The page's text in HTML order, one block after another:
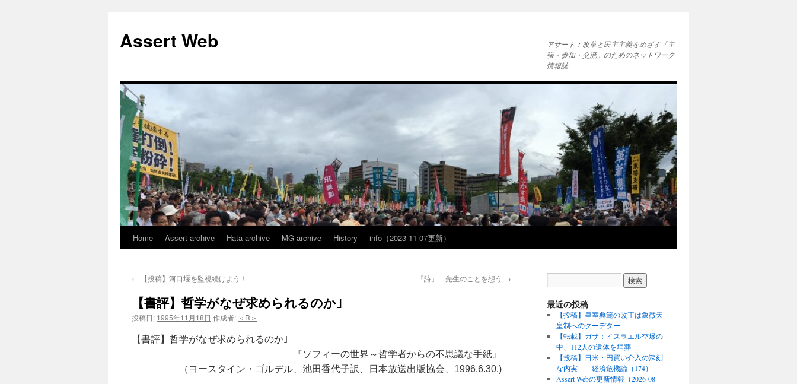
テ
ン
ス
キ
ッ
プ
Assert Web
アサート：改革と民主主義をめざす「主
張・参加・交流」のためのネットワーク
情報誌
Home Assert-archive Hata archive MG archive History info（2023-11-07更新）
← 【投稿】河口堰を監視続けよう！ 『詩』 先生のことを想う →
【書評】哲学がなぜ求められるのか｣
投稿日: 1995年11月18日 作成者: ＜R＞
【書評】哲学がなぜ求められるのか｣
『ソフィーの世界～哲学者からの不思議な手紙』
（ヨースタイン・ゴルデル、池田香代子訳、日本放送出版協会、1996.6.30.)
最近の投稿
【投稿】皇室典範の改正は象徴天
皇制へのクーデター
【転載】ガザ：イスラエル空爆の
中、112人の遺体を埋葬
【投稿】日米・円買い介入の深刻
な内実－－経済危機論（174）
Assert Webの更新情報（2026-08-